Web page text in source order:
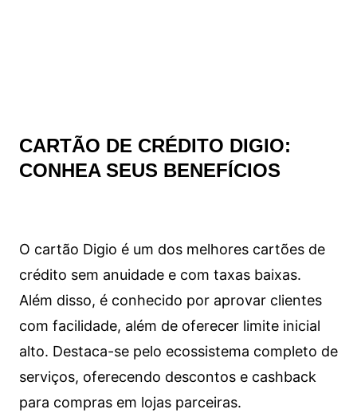
CARTÃO DE CRÉDITO DIGIO:
CONHEA SEUS BENEFÍCIOS
O cartão Digio é um dos melhores cartões de
crédito sem anuidade e com taxas baixas.
Além disso, é conhecido por aprovar clientes
com facilidade, além de oferecer limite inicial
alto. Destaca-se pelo ecossistema completo de
serviços, oferecendo descontos e cashback
para compras em lojas parceiras.